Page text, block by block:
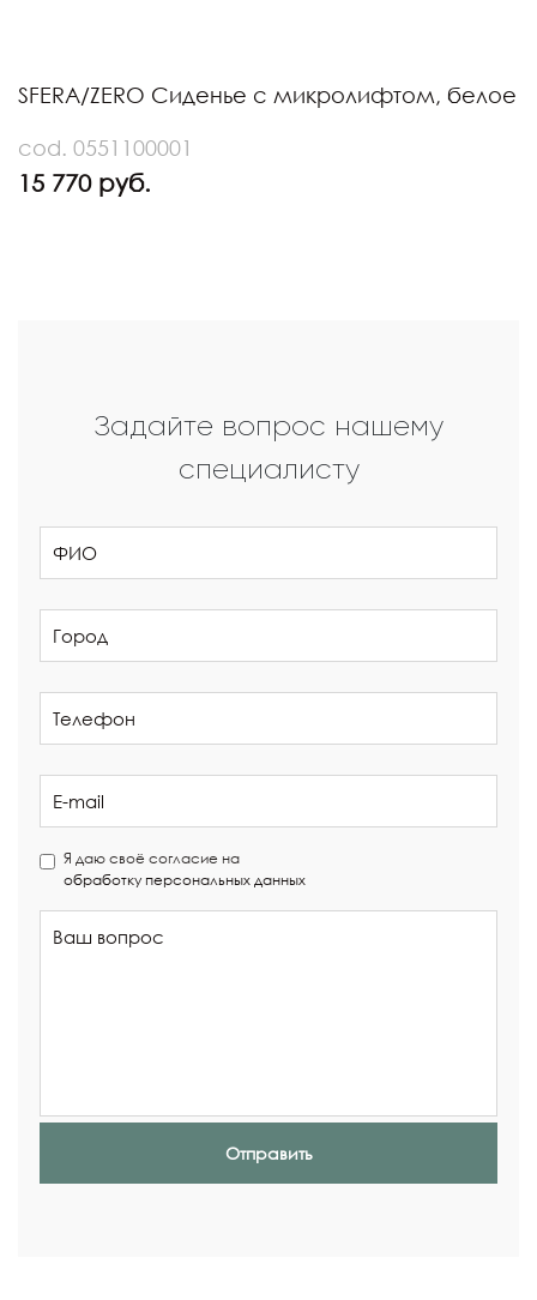
SFERA/ZERO Сиденье с микролифтом, белое
cod. 0551100001
15 770 руб.
Задайте вопрос нашему
специалисту
Я даю своё согласие на
обработку персональных данных
Отправить